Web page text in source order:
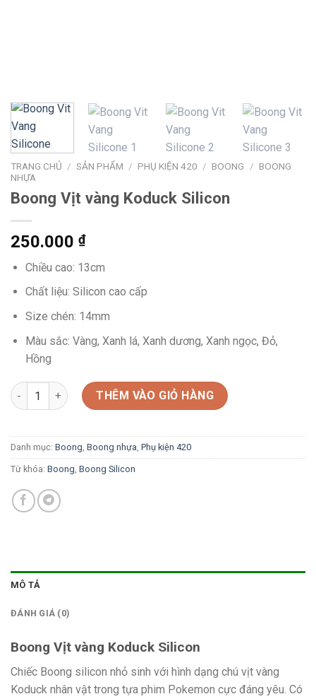
TRANG CHỦ / SẢN PHẨM / PHỤ KIỆN 420 / BOONG / BOONG
NHỰA
Boong Vịt vàng Koduck Silicon
250.000 ₫
Chiều cao: 13cm
Chất liệu: Silicon cao cấp
Size chén: 14mm
Màu sắc: Vàng, Xanh lá, Xanh dương, Xanh ngọc, Đỏ,
Hồng
Boong Vịt vàng Koduck Silicon số lượng
THÊM VÀO GIỎ HÀNG
Danh mục: Boong, Boong nhựa, Phụ kiện 420
Từ khóa: Boong, Boong Silicon
MÔ TẢ
ĐÁNH GIÁ (0)
Boong Vịt vàng Koduck Silicon
Chiếc Boong silicon nhỏ sinh với hình dạng chú vịt vàng
Koduck nhân vật trong tựa phim Pokemon cực đáng yêu. Có